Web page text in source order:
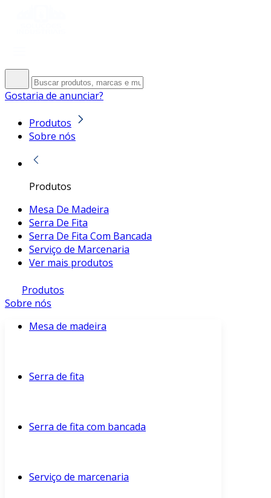
Gostaria de anunciar?
Produtos
Sobre nós
Produtos
Mesa De Madeira
Serra De Fita
Serra De Fita Com Bancada
Serviço de Marcenaria
Ver mais produtos
Produtos
Sobre nós
Mesa de madeira
Serra de fita
Serra de fita com bancada
Serviço de marcenaria